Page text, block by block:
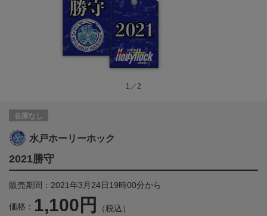
1／2
在庫なし
水戸ホーリーホック
2021勝守
販売期間：2021年3月24日19時00分から
価格： 1,100円 （税込）